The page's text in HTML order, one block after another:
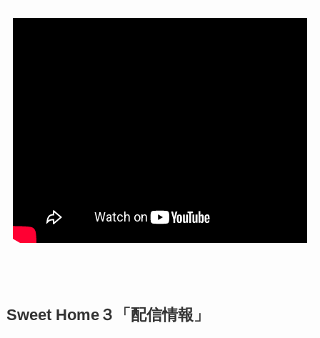
Sweet Home３「配信情報」